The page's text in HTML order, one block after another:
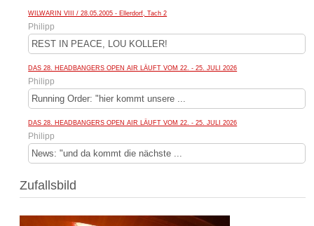
WILWARIN VIII / 28.05.2005 - Ellerdorf, Tach 2
Philipp
REST IN PEACE, LOU KOLLER!
DAS 28. HEADBANGERS OPEN AIR LÄUFT VOM 22. - 25. JULI 2026
Philipp
Running Order: "hier kommt unsere ...
DAS 28. HEADBANGERS OPEN AIR LÄUFT VOM 22. - 25. JULI 2026
Philipp
News: "und da kommt die nächste ...
Zufallsbild